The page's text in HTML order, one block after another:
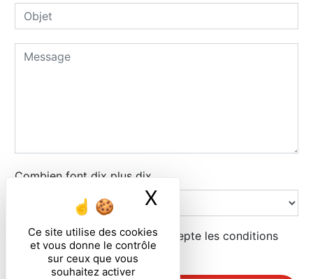
Ce site utilise des cookies
et vous donne le contrôle
sur ceux que vous
souhaitez activer
X Masquer le
Combien font dix plus dix
En cochant cette case, j'accepte les conditions
particulières ci-dessous **